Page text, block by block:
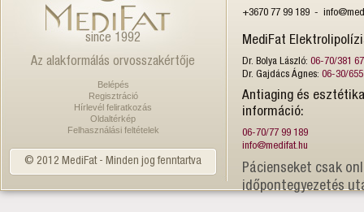
since 1992
Az alakformálás orvosszakértője
Belépés
Regisztráció
Hírlevél feliratkozás
Oldaltérkép
Felhasználási feltételek
© 2012 MediFat - Minden jog fenntartva
+3670 77 99 189 -
MediFat
Dr. Bolya László: 06-70/381
Dr. Gajdács Ágnes: 06-30/
Antiaging és
információ:
06-70/77 99 189
info@medifat.hu
Pácienseket csak
időpontegyezetés